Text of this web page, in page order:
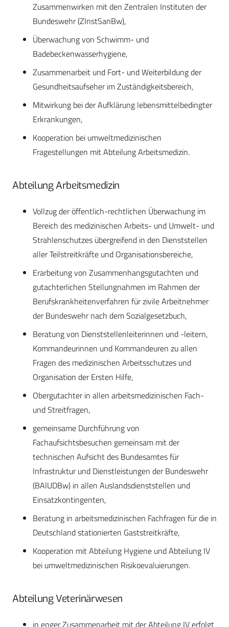
Zusammenwirken mit den Zentralen Instituten der
Bundeswehr (ZInstSanBw),
Überwachung von Schwimm- und
Badebeckenwasserhygiene,
Zusammenarbeit und Fort- und Weiterbildung der
Gesundheitsaufseher im Zuständigkeitsbereich,
Mitwirkung bei der Aufklärung lebensmittelbedingter
Erkrankungen,
Kooperation bei umweltmedizinischen
Fragestellungen mit Abteilung Arbeitsmedizin.
Abteilung Arbeitsmedizin
Vollzug der öffentlich-rechtlichen Überwachung im
Bereich des medizinischen Arbeits- und Umwelt- und
Strahlenschutzes übergreifend in den Dienststellen
aller Teilstreitkräfte und Organisationsbereiche,
Erarbeitung von Zusammenhangsgutachten und
gutachterlichen Stellungnahmen im Rahmen der
Berufskrankheitenverfahren für zivile Arbeitnehmer
der Bundeswehr nach dem Sozialgesetzbuch,
Beratung von Dienststellenleiterinnen und -leitern,
Kommandeurinnen und Kommandeuren zu allen
Fragen des medizinischen Arbeitsschutzes und
Organisation der Ersten Hilfe,
Obergutachter in allen arbeitsmedizinischen Fach-
und Streitfragen,
gemeinsame Durchführung von
Fachaufsichtsbesuchen gemeinsam mit der
technischen Aufsicht des Bundesamtes für
Infrastruktur und Dienstleistungen der Bundeswehr
(BAIUDBw) in allen Auslandsdienststellen und
Einsatzkontingenten,
Beratung in arbeitsmedizinischen Fachfragen für die in
Deutschland stationierten Gaststreitkräfte,
Kooperation mit Abteilung Hygiene und Abteilung IV
bei umweltmedizinischen Risikoevaluierungen.
Abteilung Veterinärwesen
in enger Zusammenarbeit mit der Abteilung IV erfolgt